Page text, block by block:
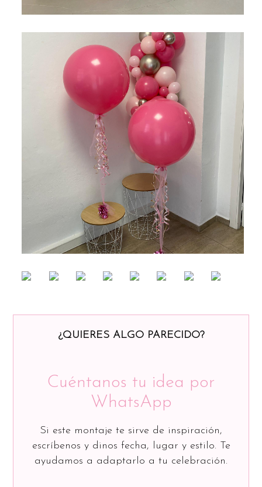
¿QUIERES ALGO PARECIDO?
Cuéntanos tu idea por
WhatsApp
Si este montaje te sirve de inspiración,
escríbenos y dinos fecha, lugar y estilo. Te
ayudamos a adaptarlo a tu celebración.